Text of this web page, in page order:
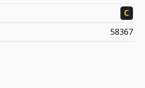
C
58367